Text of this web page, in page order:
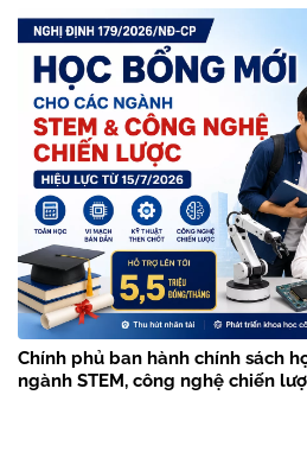
Chính phủ ban hành chính sách
ngành STEM, công nghệ chiến